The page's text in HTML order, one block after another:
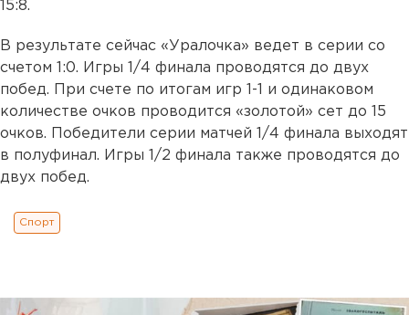
15:8.
В результате сейчас «Уралочка» ведет в серии со
счетом 1:0. Игры 1/4 финала проводятся до двух
побед. При счете по итогам игр 1-1 и одинаковом
количестве очков проводится «золотой» сет до 15
очков. Победители серии матчей 1/4 финала выходят
в полуфинал. Игры 1/2 финала также проводятся до
двух побед.
Спорт